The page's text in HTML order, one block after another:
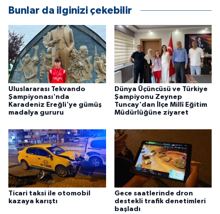
Bunlar da ilginizi çekebilir
Uluslararası Tekvando
Şampiyonası'nda
Karadeniz Ereğli'ye gümüş
madalya gururu
Dünya Üçüncüsü ve Türkiye
Şampiyonu Zeynep
Tuncay'dan İlçe Millî Eğitim
Müdürlüğüne ziyaret
Ticari taksi ile otomobil
kazaya karıştı
Gece saatlerinde dron
destekli trafik denetimleri
başladı